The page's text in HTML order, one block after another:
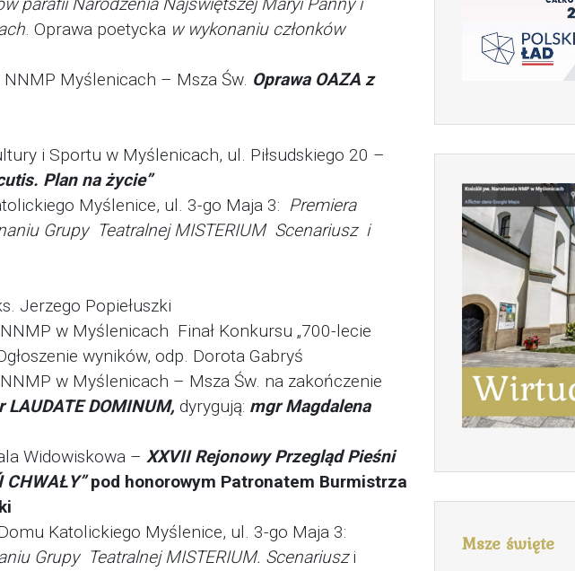
. Oprawa poetycka w wykonaniu członków
Myślenicach – Msza Św. Oprawa OAZA z
i Sportu w Myślenicach, ul. Piłsudskiego 20 –
Plan na życie”
Myślenice, ul. 3-go Maja 3: Premiera
Grupy Teatralnej MISTERIUM Scenariusz i
Jerzego Popiełuszki
w Myślenicach Finał Konkursu „700-lecie
wyników, odp. Dorota Gabryś
w Myślenicach – Msza Św. na zakończenie
DOMINUM, dyrygują: mgr Magdalena
Widowiskowa – XXVII Rejonowy Przegląd Pieśni
CHWAŁY”pod honorowym Patronatem Burmistrza
Katolickiego Myślenice, ul. 3-go Maja 3:
Grupy Teatralnej MISTERIUM. Scenariuszi
Msze święte